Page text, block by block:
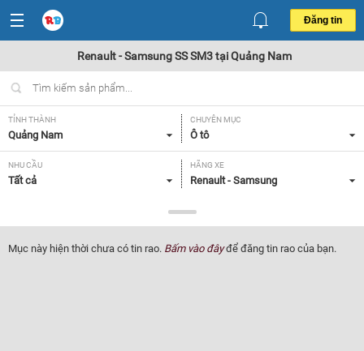
Đăng tin
Renault - Samsung SS SM3 tại Quảng Nam
TỈNH THÀNH
Quảng Nam
CHUYÊN MỤC
Ô tô
NHU CẦU
Tất cả
HÃNG XE
Renault - Samsung
SS SM3
NĂM SẢN XUẤT
Tất cả
GIÁ XE XUẤT XỨ
Mục này hiện thời chưa có tin rao. Bấm vào đâyđể đăng tin rao của bạn.